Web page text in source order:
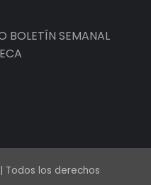
BOLETÍN SEMANAL
Todos los derechos